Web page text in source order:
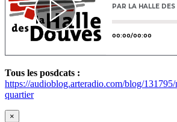
Tous les posdcats :
https://audioblog.arteradio.com/blog/
quartier
×